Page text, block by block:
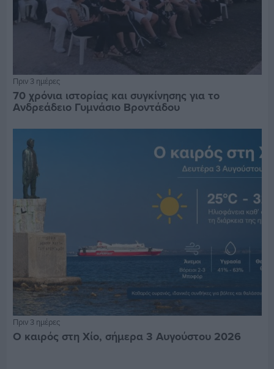
Πριν 3 ημέρες
70 χρόνια ιστορίας και συγκίνησης για το
Ανδρεάδειο Γυμνάσιο Βροντάδου
Πριν 3 ημέρες
Ο καιρός στη Χίο, σήμερα 3 Αυγούστου 2026